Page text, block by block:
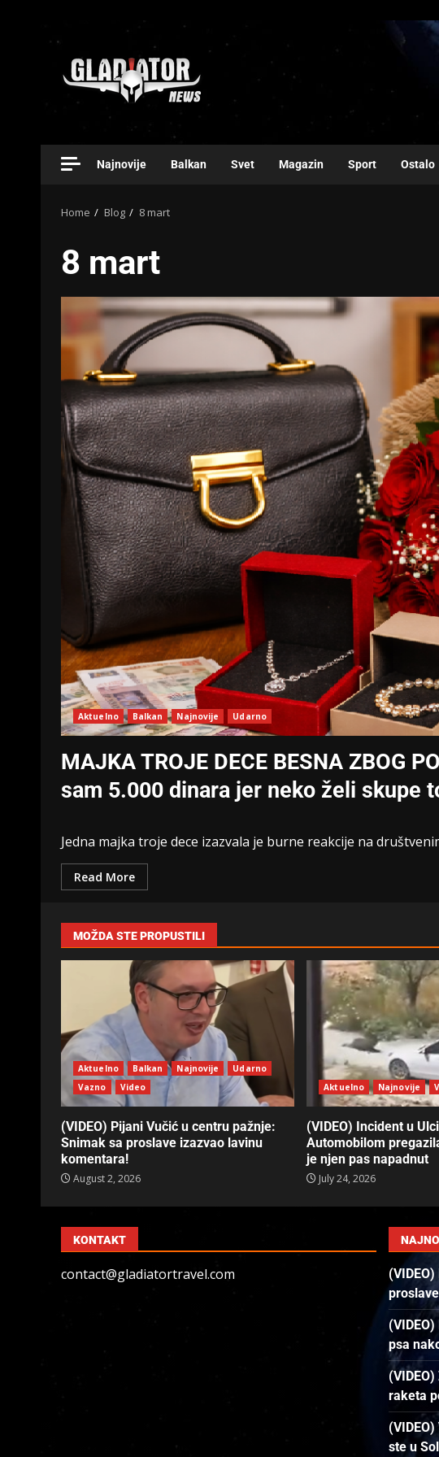
Najnovije Balkan Svet Magazin Sport Ostalo
Home Blog 8 mart
8 mart
Aktuelno Balkan Najnovije Udarno
MAJKA TROJE DECE BESNA ZBOG
sam 5.000 dinara jer neko želi skupe
Jedna majka troje dece izazvala je burne reakcije na
Read More
MOŽDA STE PROPUSTILI
Aktuelno Balkan Najnovije
Udarno
Vazno
Video
(VIDEO) Pijani Vučić u centru pažnje:
Snimak sa proslave izazvao lavinu
komentara!
August 2, 2026
Aktuelno Najnovije
(VIDEO) Incident u
Automobilom
je njen pas napadnut
July 24, 2026
KONTAKT
contact@gladiatortravel.com
psa
raketa
ste u